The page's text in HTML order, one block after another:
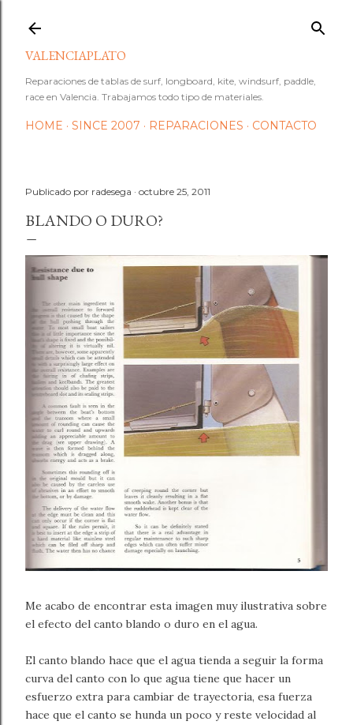
VALENCIAPLATO
Reparaciones de tablas de surf, longboard, kite, windsurf, paddle,
race en Valencia. Trabajamos todo tipo de materiales.
HOME SINCE 2007 REPARACIONES CONTACTO
Publicado por radesega octubre 25, 2011
BLANDO O DURO?
Me acabo de encontrar esta imagen muy ilustrativa sobre
el efecto del canto blando o duro en el agua.
El canto blando hace que el agua tienda a seguir la forma
curva del canto con lo que agua tiene que hacer un
esfuerzo extra para cambiar de trayectoria, esa fuerza
hace que el canto se hunda un poco y reste velocidad al